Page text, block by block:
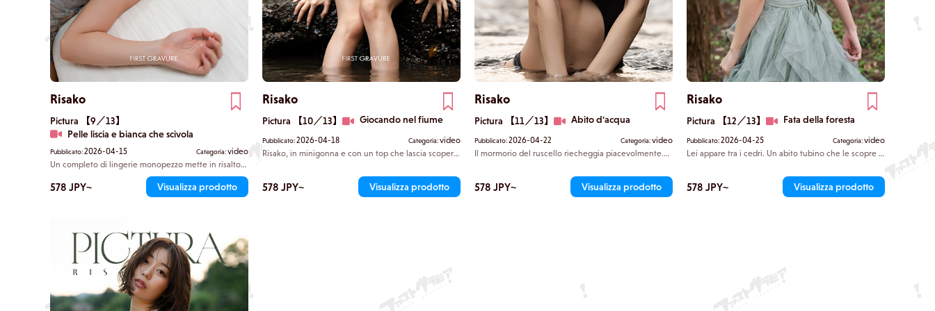
Risako
Pictura 【9／13】
Pelle liscia e bianca che scivola
Pubblicato:2026-04-15 Categoria:video
Un completo di lingerie monopezzo mette in risalto
le sue morbide proporzioni. Sul letto, Risako fa
scivolare la curva lucida che va dal rigonfiamento dei
glutei fino alle punte dei tacchi a spillo sulle lenzuola
578 JPY~ Visualizza prodotto
Risako
Pictura 【10／13】 Giocando nel fiume
Pubblicato:2026-04-18 Categoria:video
Risako, in minigonna e con un top che lascia scoperta
carina?», dice con un sorriso mentre si toglie la
gonna e immerge i piedi nel ruscello gorgogliante.
578 JPY~ Visualizza prodotto
Risako
Pictura 【11／13】 Abito d'acqua
Pubblicato:2026-04-22 Categoria:video
Il mormorio del ruscello riecheggia piacevolmente.
occhi non riescono a distogliersi dalle sue natiche
rotonde e bianche. Si immerge lentamente nel
578 JPY~ Visualizza prodotto
Risako
Pictura 【12／13】 Fata della foresta
Pubblicato:2026-04-25 Categoria:video
Lei appare tra i cedri. Un abito tubino che le scopre il
abbandonandosi alla luce del sole che filtra tra i rami.
Ti trovi ora al confine tra fantasia e realtà.
578 JPY~ Visualizza prodotto